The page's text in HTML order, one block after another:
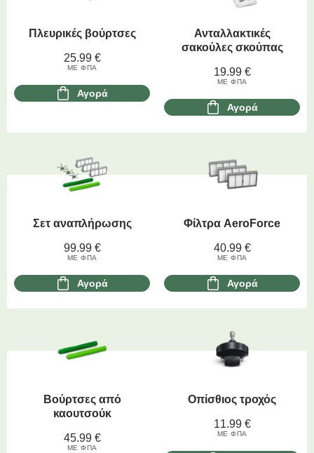
Πλευρικές βούρτσες
25.99 €
ΜΕ ΦΠΑ
Αγορά
Ανταλλακτικές
σακούλες σκούπας
19.99 €
ΜΕ ΦΠΑ
Αγορά
Σετ αναπλήρωσης
99.99 €
ΜΕ ΦΠΑ
Αγορά
Φίλτρα AeroForce
40.99 €
ΜΕ ΦΠΑ
Αγορά
Βούρτσες από
καουτσούκ
45.99 €
ΜΕ ΦΠΑ
Οπίσθιος τροχός
11.99 €
ΜΕ ΦΠΑ